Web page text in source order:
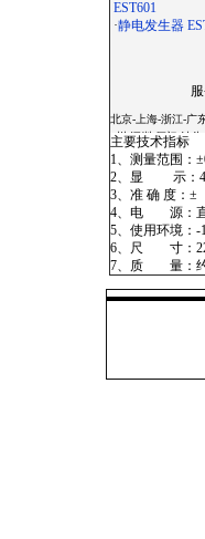
EST601
·静电发生器
北京-上海-浙江-广
州-深圳-厦门-汕
安-宝鸡-杭州-温
江-扬州-南通-合肥-
和浩特-沈阳-长春-
昌-济南-郑州-武
都-贵阳-昆明-拉萨-
木齐-杭州-沈阳-长
南宁-成都 -西安-大
杭州-淮安-连云港-
郸-邢台-保定-张家
博-九寨沟-宁夏-绵
海-吉林-苏州-昆山
安-淮阴-盐城-扬
主要技术指标
1、测量范围：
2、显 示：4 1/
3、准 确 度：±
4、电 源：直
5、使用环境：-
6、尺 寸：220
7、质 量：